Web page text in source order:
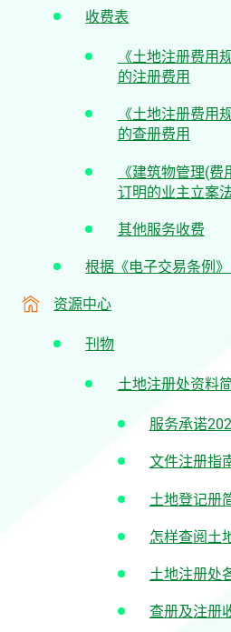
收费表
《土地注册费用
的注册费用
《土地注册费用
的查册费用
《建筑物管理(费
订明的业主立案
其他服务收费
根据《电子交易条例
资源中心
刊物
土地注册处资料
服务承诺
文件注册指
土地登记册
怎样查阅土
土地注册处
查册及注册